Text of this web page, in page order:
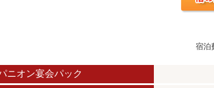
宿泊
ニオン宴会パック